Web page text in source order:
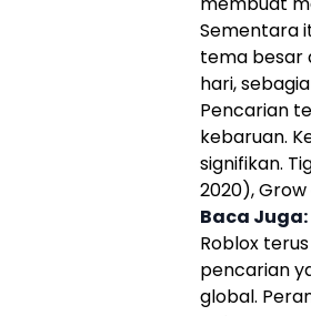
Sementara
tema besar
hari,
Pencarian
kebaruan.
signifikan.
2020),
Baca Juga:
Roblox
pencarian
global.